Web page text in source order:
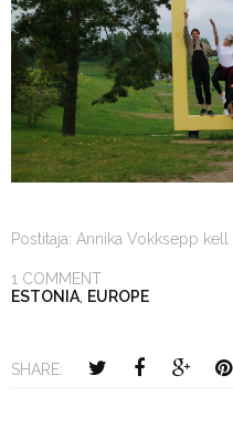
Postitaja: Annika Vokksepp kell
1 COMMENT
ESTONIA EUROPE
SHARE: